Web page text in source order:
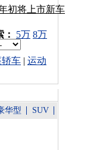
初将上市新车
5万 8万
车 | 运动
华型 SUV